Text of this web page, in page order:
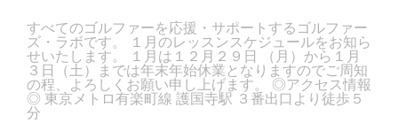
すべてのゴルファーを応援・サポートするゴルファー
ズ・ラボです。 １月のレッスンスケジュールをお知ら
せいたします。 １月は１２月２９日 （月）から１月
３日（土）までは年末年始休業となりますのでご周知
の程、よろしくお願い申し上げます。 ◎アクセス情報
◎ 東京メトロ有楽町線 護国寺駅 ３番出口より徒歩５
分